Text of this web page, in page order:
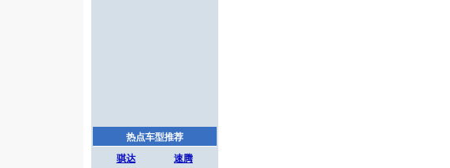
热点车型推荐
骐达
速腾